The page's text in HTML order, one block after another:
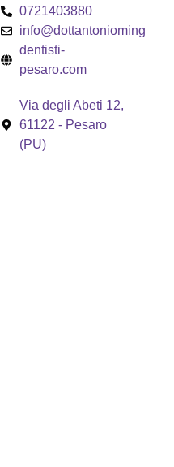
0721403880
info@dottantoniomingione.it
dentisti-
pesaro.com
Via degli Abeti 12,
61122 - Pesaro
(PU)